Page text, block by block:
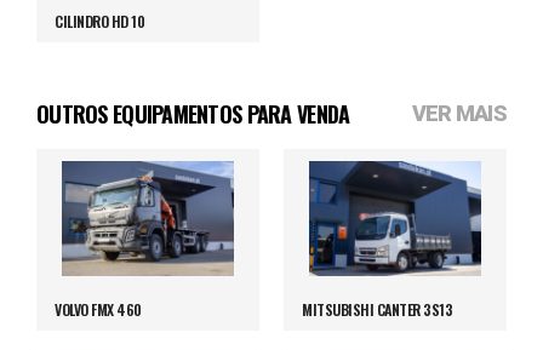
CILINDRO HD 10
OUTROS EQUIPAMENTOS PARA VENDA VER MAIS
VOLVO FMX 460 MITSUBISHI CANTER 3S13